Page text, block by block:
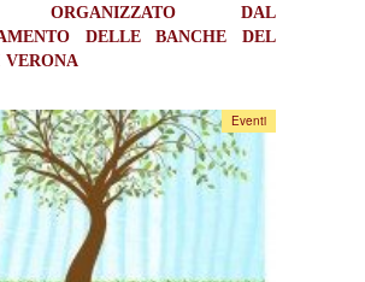
ORGANIZZATO DAL
DELLE BANCHE DEL
Eventi